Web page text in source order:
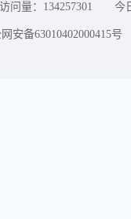
问量： 134257301 今
安备63010402000415号